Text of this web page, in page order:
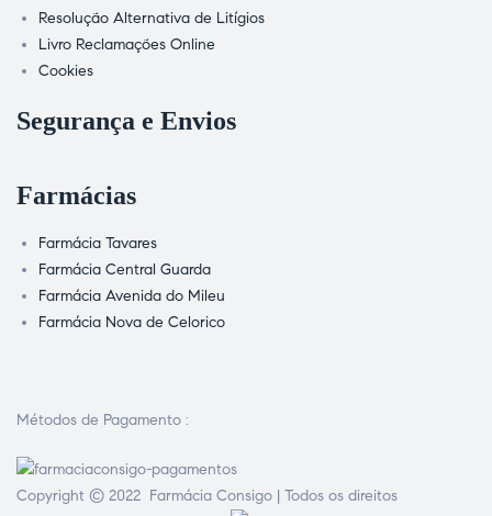
Resolução Alternativa de Litígios
Livro Reclamações Online
Cookies
Segurança e Envios
Farmácias
Farmácia Tavares
Farmácia Central Guarda
Farmácia Avenida do Mileu
Farmácia Nova de Celorico
Métodos de Pagamento :
Copyright © 2022 Farmácia Consigo | Todos os direitos